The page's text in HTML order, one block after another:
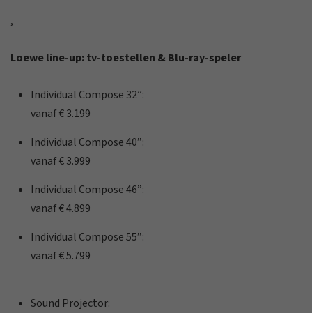
,
Loewe line-up: tv-toestellen & Blu-ray-speler
Individual Compose 32”:
vanaf € 3.199
Individual Compose 40”:
vanaf € 3.999
Individual Compose 46”:
vanaf € 4.899
Individual Compose 55”:
vanaf € 5.799
Sound Projector: